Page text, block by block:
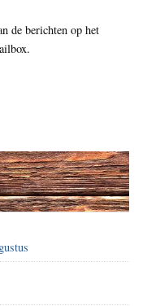
de berichten op het